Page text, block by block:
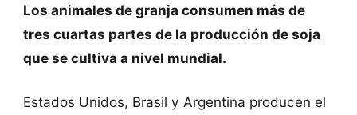
Los animales de granja consumen más de
tres cuartas partes de la producción de soja
que se cultiva a nivel mundial.
Estados Unidos, Brasil y Argentina producen el